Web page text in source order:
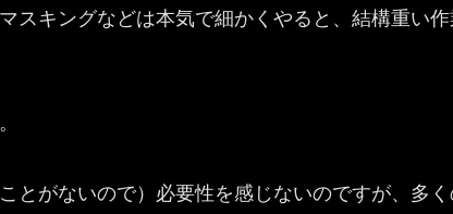
スキングなどは本気で細かくやると、結構重い作
とがないので）必要性を感じないのですが、多